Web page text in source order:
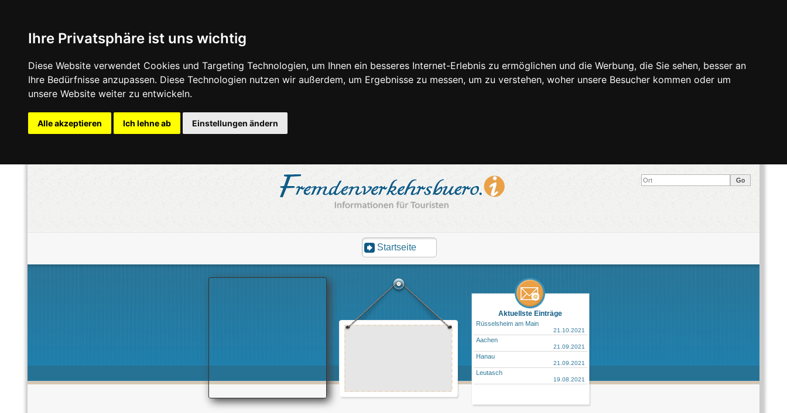
Ihre Privatsphäre ist uns wichtig
Diese Website verwendet Cookies und Targeting Technologien, um Ihnen ein besseres Internet-Erlebnis zu ermöglichen und die Werbung, die Sie sehen, besser an
Ihre Bedürfnisse anzupassen. Diese Technologien nutzen wir außerdem, um Ergebnisse zu messen, um zu verstehen, woher unsere Besucher kommen oder um
unsere Website weiter zu entwickeln.
Alle akzeptieren Ich lehne ab Einstellungen ändern
Startseite
Aktuellste Einträge
Rüsselsheim am Main
21.10.2021
Aachen
21.09.2021
Hanau
21.09.2021
Leutasch
19.08.2021